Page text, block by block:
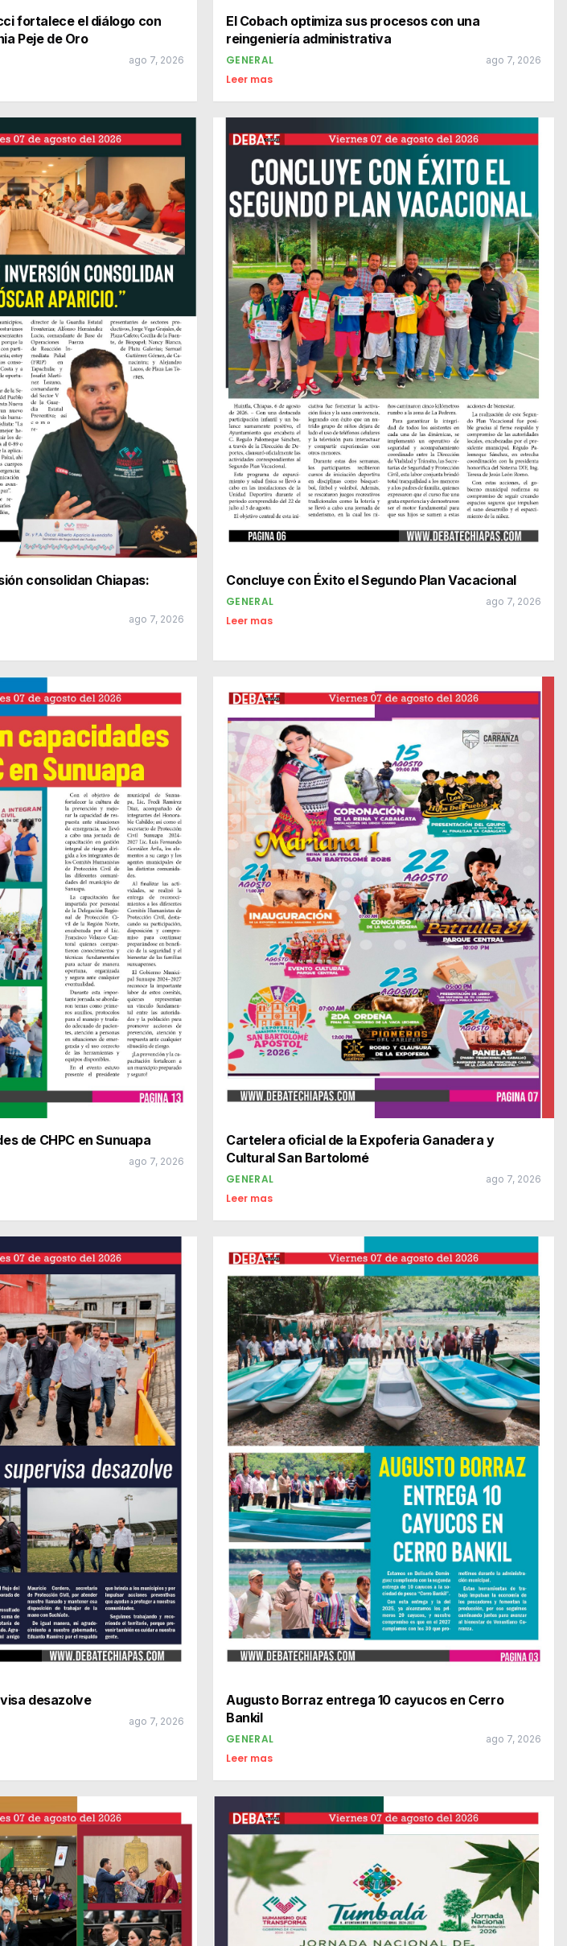
fortalece el diálogo con
Peje de Oro
ago 7, 2026
El Cobach optimiza sus procesos con una
reingeniería administrativa
GENERAL ago 7, 2026
Leer mas
consolidan Chiapas:
ago 7, 2026
Concluye con Éxito el Segundo Plan Vacacional
GENERAL ago 7, 2026
Leer mas
de CHPC en Sunuapa
ago 7, 2026
Cartelera oficial de la Expoferia Ganadera y
Cultural San Bartolomé
GENERAL ago 7, 2026
Leer mas
desazolve
ago 7, 2026
Augusto Borraz entrega 10 cayucos en Cerro
Bankil
GENERAL ago 7, 2026
Leer mas